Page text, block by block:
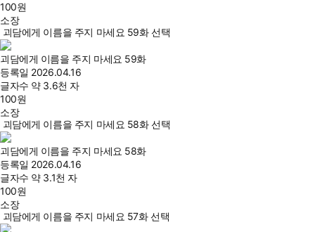
100원
소장
괴담에게 이름을 주지 마세요 59화 선택
괴담에게 이름을 주지 마세요 59화
등록일 2026.04.16
글자수 약 3.6천 자
100원
소장
괴담에게 이름을 주지 마세요 58화 선택
괴담에게 이름을 주지 마세요 58화
등록일 2026.04.16
글자수 약 3.1천 자
100원
소장
괴담에게 이름을 주지 마세요 57화 선택